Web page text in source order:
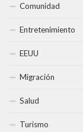
Comunidad
Entretenimiento
EEUU
Migración
Salud
Turismo